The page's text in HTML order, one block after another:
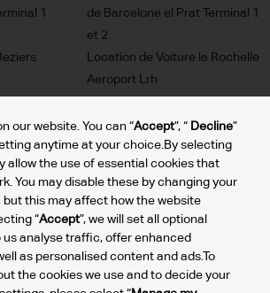
our website. You can “Accept”, “ Decline”
anytime at your choice.By selecting
allow the use of essential cookies that
You may disable these by changing your
but this may affect how the website
“Accept”, we will set all optional
analyse traffic, offer enhanced
as personalised content and ads.To
the cookies we use and to decide your
1
de Barcelone el Prat Terminal 1
et 2
Location de Voiture la Rochelle
Aeroport Lrh
Aeroport Nce
Location de Voiture Nimes
Aeroport Fni
Location de Voiture Cannes
Mandelieu Aeroport Ceq
Location de Voiture St Tropez
Aeroport Ltt